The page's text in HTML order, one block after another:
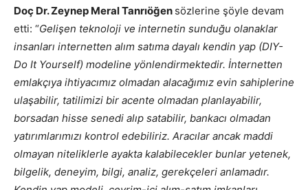
Doç Dr. Zeynep Meral Tanrıöğen sözlerine şöyle devam
etti: “Gelişen teknoloji ve internetin sunduğu olanaklar
insanları internetten alım satıma dayalı kendin yap (DIY-
Do It Yourself) modeline yönlendirmektedir. İnternetten
emlakçıya ihtiyacımız olmadan alacağımız evin sahiplerine
ulaşabilir, tatilimizi bir acente olmadan planlayabilir,
borsadan hisse senedi alıp satabilir, bankacı olmadan
yatırımlarımızı kontrol edebiliriz. Aracılar ancak maddi
olmayan niteliklerle ayakta kalabilecekler bunlar yetenek,
bilgelik, deneyim, bilgi, analiz, gerekçeleri anlamadır.